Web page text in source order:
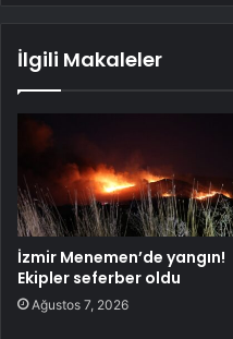
İlgili Makaleler
İzmir Menemen’de yangın!
Ekipler seferber oldu
Ağustos 7, 2026